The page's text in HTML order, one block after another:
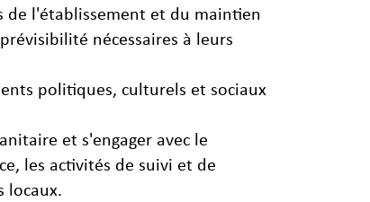
de l'établissement et du maintien
nécessaires à leurs
politiques, culturels et sociaux
et s'engager avec le
les activités de suivi et de
locaux.